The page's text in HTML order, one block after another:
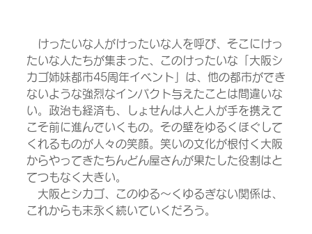
けったいな人がけったいな人を呼び、そこにけっ
たいな人たちが集まった、このけったいな「大阪シ
カゴ姉妹都市45周年イベント」は、他の都市ができ
ないような強烈なインパクト与えたことは間違いな
い。政治も経済も、しょせんは人と人が手を携えて
こそ前に進んでいくもの。その壁をゆるくほぐして
くれるものが人々の笑顔。笑いの文化が根付く大阪
からやってきたちんどん屋さんが果たした役割はと
てつもなく大きい。
大阪とシカゴ、このゆる～くゆるぎない関係は、
これからも末永く続いていくだろう。